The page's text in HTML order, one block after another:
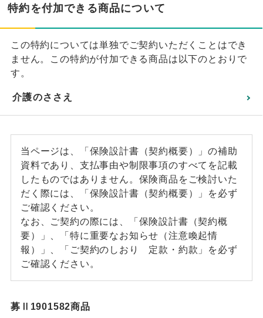
特約を付加できる商品について
この特約については単独でご契約いただくことはでき
ません。この特約が付加できる商品は以下のとおりで
す。
介護のささえ
当ページは、「保険設計書（契約概要）」の補助
資料であり、支払事由や制限事項のすべてを記載
したものではありません。保険商品をご検討いた
だく際には、「保険設計書（契約概要）」を必ず
ご確認ください。
なお、ご契約の際には、「保険設計書（契約概
要）」、「特に重要なお知らせ（注意喚起情
報）」、「ご契約のしおり 定款・約款」を必ず
ご確認ください。
募Ⅱ1901582商品